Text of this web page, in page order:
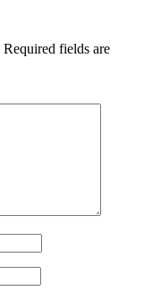
Required fields are